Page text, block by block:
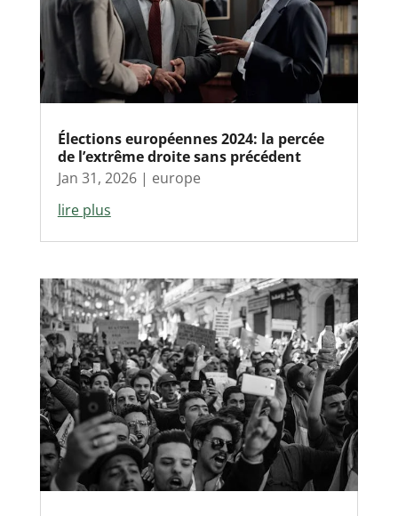
Élections européennes 2024: la percée
de l’extrême droite sans précédent
Jan 31, 2026| europe
lire plus